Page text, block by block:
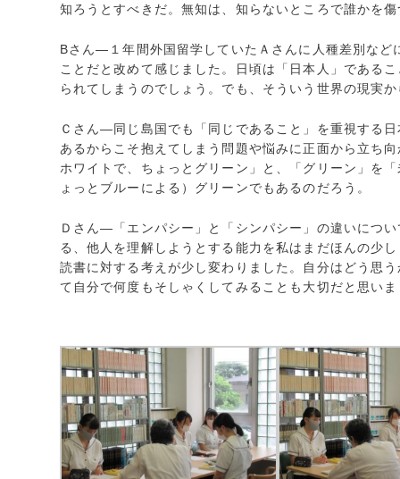
知ろうとすべきだ。無知は、知らないところで誰かを
Bさん―１年間外国留学していたＡさんに人種差別な
ことだと改めて感じました。日頃は「日本人」である
られてしまうのでしょう。でも、そういう世界の現実
Ｃさん―同じ島国でも「同じであること」を重視する
あるからこそ抱えてしまう問題や悩みに正面から立ち
ホワイトで、ちょっとグリーン」と、「グリーン」を
ょっとブルーによる）グリーンでもあるのだろう。
Ｄさん―「エンパシー」と「シンパシー」の違いにつ
る、他人を理解しようとする能力を私はまだほんの少
読書に対する考えが少し変わりました。自分はどう思
て自分で何度もそしゃくしてみることも大切だと思い